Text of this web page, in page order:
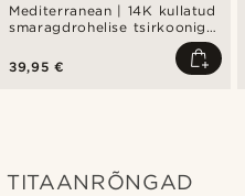
Mediterranean | 14K kullatud
smaragdrohelise tsirkooniga
39,95 €
TITAANRÕNGAD